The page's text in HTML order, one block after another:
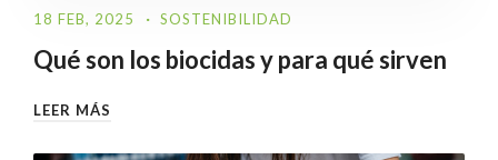
18 FEB, 2025 SOSTENIBILIDAD
Qué son los biocidas y para qué sirven
LEER MÁS